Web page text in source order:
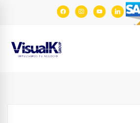
facebookinstagram
youtubelinkedin